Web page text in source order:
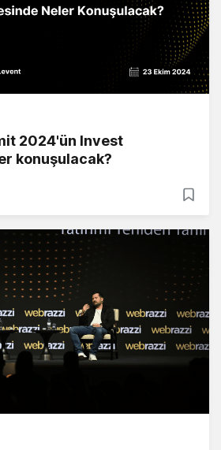
2024'ün Invest
konuşulacak?